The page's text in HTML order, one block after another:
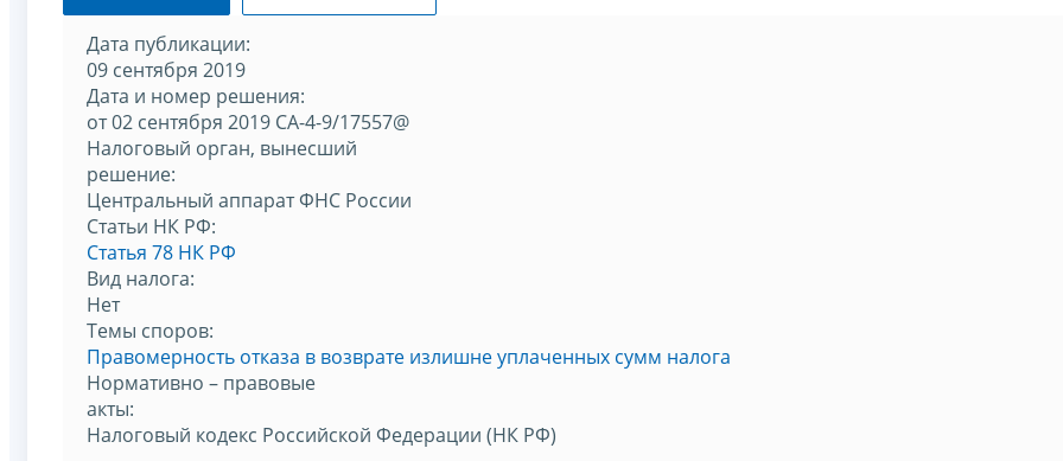
Дата публикации:
09 сентября 2019
Дата и номер решения:
от 02 сентября 2019 СА-4-9/17557@
Налоговый орган, вынесший
решение:
Центральный аппарат ФНС России
Статьи НК РФ:
Статья 78 НК РФ
Вид налога:
Нет
Темы споров:
Правомерность отказа в возврате излишне уплаченных сумм налога
Нормативно – правовые
акты:
Налоговый кодекс Российской Федерации (НК РФ)